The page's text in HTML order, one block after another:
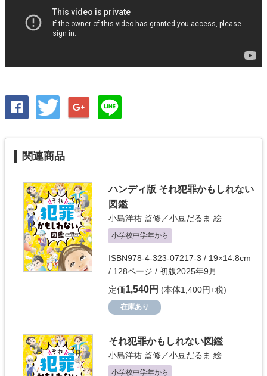
関連商品
ハンディ版 それ犯罪かもしれない
図鑑
小島洋祐 監修／小豆だるま 絵
小学校中学年から
ISBN978-4-323-07217-3 / 19×14.8cm
/ 128ページ / 初版2025年9月
定価1,540円 (本体1,400円+税)
在庫あり
それ犯罪かもしれない図鑑
小島洋祐 監修／小豆だるま 絵
小学校中学年から